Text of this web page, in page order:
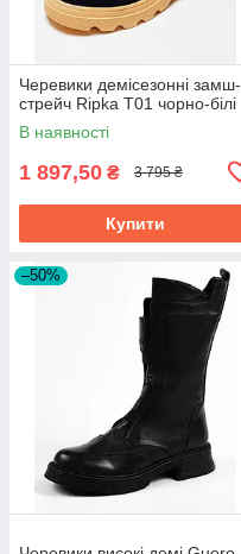
Черевики демісезонні замш-
стрейч Ripka T01 чорно-білі
В наявності
1 897,50 ₴ 3 795 ₴
Купити
–50%